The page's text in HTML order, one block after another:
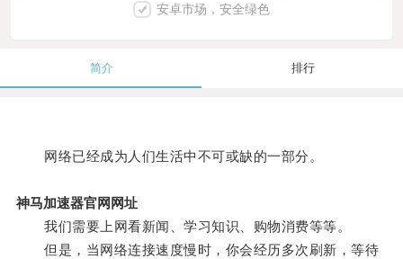
安卓市场，安全绿色
简介 排行
网络已经成为人们生活中不可或缺的一部分。
神马加速器官网网址
我们需要上网看新闻、学习知识、购物消费等等。
但是，当网络连接速度慢时，你会经历多次刷新，等待